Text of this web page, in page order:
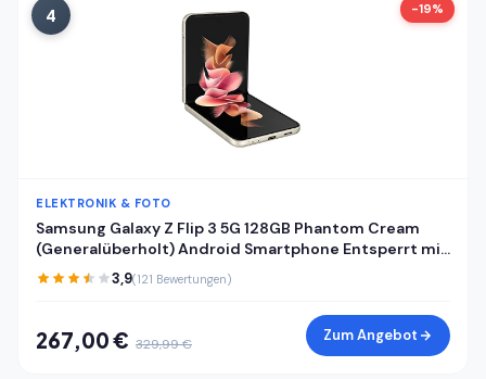
4 -19%
ELEKTRONIK & FOTO
Samsung Galaxy Z Flip 3 5G 128GB Phantom Cream
(Generalüberholt) Android Smartphone Entsperrt mit
Garantie
3,9(121 Bewertungen)
267,00 € 329,99 € Zum Angebot